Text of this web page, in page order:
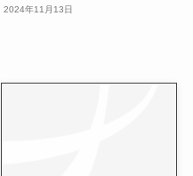
2024年11月13日